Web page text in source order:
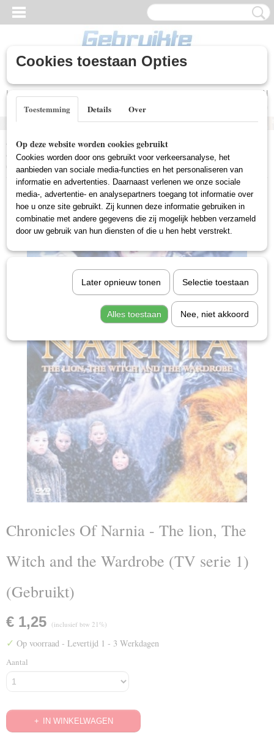
Inloggen
UW WINKELWAGEN
Home >Gebruikte DVD's>Familie Film Gebruikt
Narnia - The lion, The Witch and the Wardrobe (TV serie 1)
(Gebruikt)
Chronicles Of Narnia - The lion, The
Witch and the Wardrobe (TV serie 1)
(Gebruikt)
€ 1,25 (inclusief btw 21%)
✓ Op voorraad - Levertijd 1 - 3 Werkdagen
Aantal
IN WINKELWAGEN
Cookies toestaan Opties
Toestemming Details Over
Op deze website worden cookies gebruikt
Cookies worden door ons gebruikt voor verkeersanalyse, het
aanbieden van sociale media-functies en het personaliseren van
informatie en advertenties. Daarnaast verlenen we onze sociale
media-, advertentie- en analysepartners toegang tot informatie over
hoe u onze site gebruikt. Zij kunnen deze informatie gebruiken in
combinatie met andere gegevens die zij mogelijk hebben verzameld
door uw gebruik van hun diensten of die u hen hebt verstrekt.
Later opnieuw tonen Selectie toestaan
Alles toestaan Nee, niet akkoord